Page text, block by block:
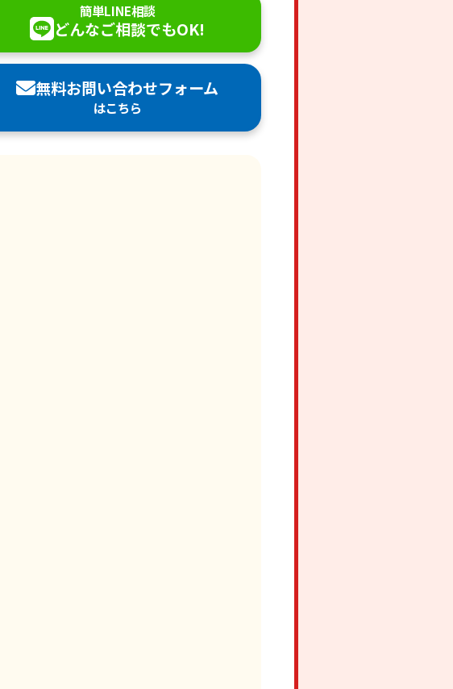
簡単LINE相談
どんなご相談でもOK!
無料お問い合わせフォーム
はこちら